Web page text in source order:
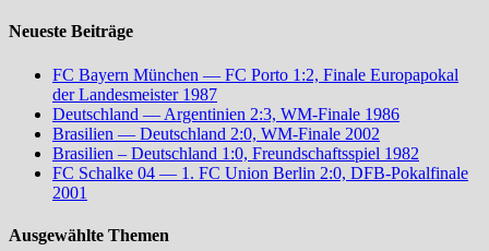
Neueste Beiträge
FC Bayern München — FC Porto 1:2, Finale Europapokal
der Landesmeister 1987
Deutschland — Argentinien 2:3, WM-Finale 1986
Brasilien — Deutschland 2:0, WM-Finale 2002
Brasilien – Deutschland 1:0, Freundschaftsspiel 1982
FC Schalke 04 — 1. FC Union Berlin 2:0, DFB-Pokalfinale
2001
Ausgewählte Themen